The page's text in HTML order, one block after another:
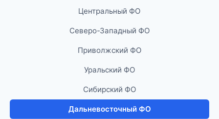
Центральный ФО
Северо-Западный ФО
Приволжский ФО
Уральский ФО
Сибирский ФО
Дальневосточный ФО